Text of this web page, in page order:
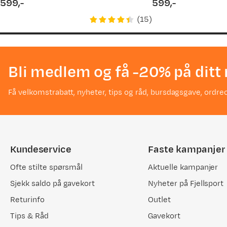
599,-
(15)
599,-
Bli medlem og få -20% på
Få velkomstrabatt, nyheter, tips og råd, bursdagsgave,
Kundeservice
Ofte stilte spørsmål
Sjekk saldo på gavekort
Returinfo
Tips & Råd
Faste kampanjer
Aktuelle kampanjer
Nyheter på Fjellsport
Outlet
Gavekort